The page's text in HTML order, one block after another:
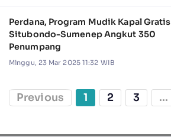
Perdana, Program Mudik Kapal Gratis
Situbondo-Sumenep Angkut 350
Penumpang
Minggu, 23 Mar 2025 11:32 WIB
Previous 1 2 3 ...